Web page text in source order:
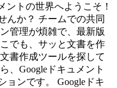
ントの世界へようこそ！
んか？ チームでの共同
管理が煩雑で、最新版
でも、サッと文書を作
書作成ツールを探して
、Googleドキュメント
ョンです。 Googleドキ